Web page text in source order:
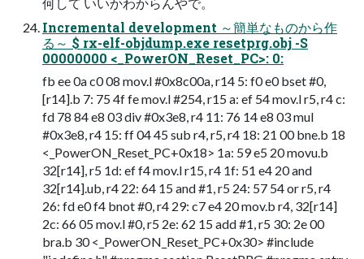
Incremental development ～簡単なものから作
る～ $ rx-elf-objdump.exe resetprg.obj -S
00000000 <_PowerON_Reset_PC>: 0:
fb ee 0a c0 08 mov.l #0x8c00a, r14 5: f0 e0 bset #0,
[r14].b 7: 75 4f fe mov.l #254, r15 a: ef 54 mov.l r5, r4 c:
fd 78 84 e8 03 div #0x3e8, r4 11: 76 14 e8 03 mul
#0x3e8, r4 15: ff 04 45 sub r4, r5, r4 18: 21 00 bne.b 18
<_PowerON_Reset_PC+0x18> 1a: 59 e5 20 movu.b
32[r14], r5 1d: ef f4 mov.l r15, r4 1f: 51 e4 20 and
32[r14].ub, r4 22: 64 15 and #1, r5 24: 57 54 or r5, r4
26: fd e0 f4 bnot #0, r4 29: c7 e4 20 mov.b r4, 32[r14]
2c: 66 05 mov.l #0, r5 2e: 62 15 add #1, r5 30: 2e 00
bra.b 30 <_PowerON_Reset_PC+0x30> #include